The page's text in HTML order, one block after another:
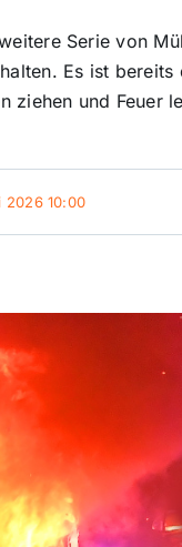
Serie von
Es ist
ziehen und Feuer
2026 10:00